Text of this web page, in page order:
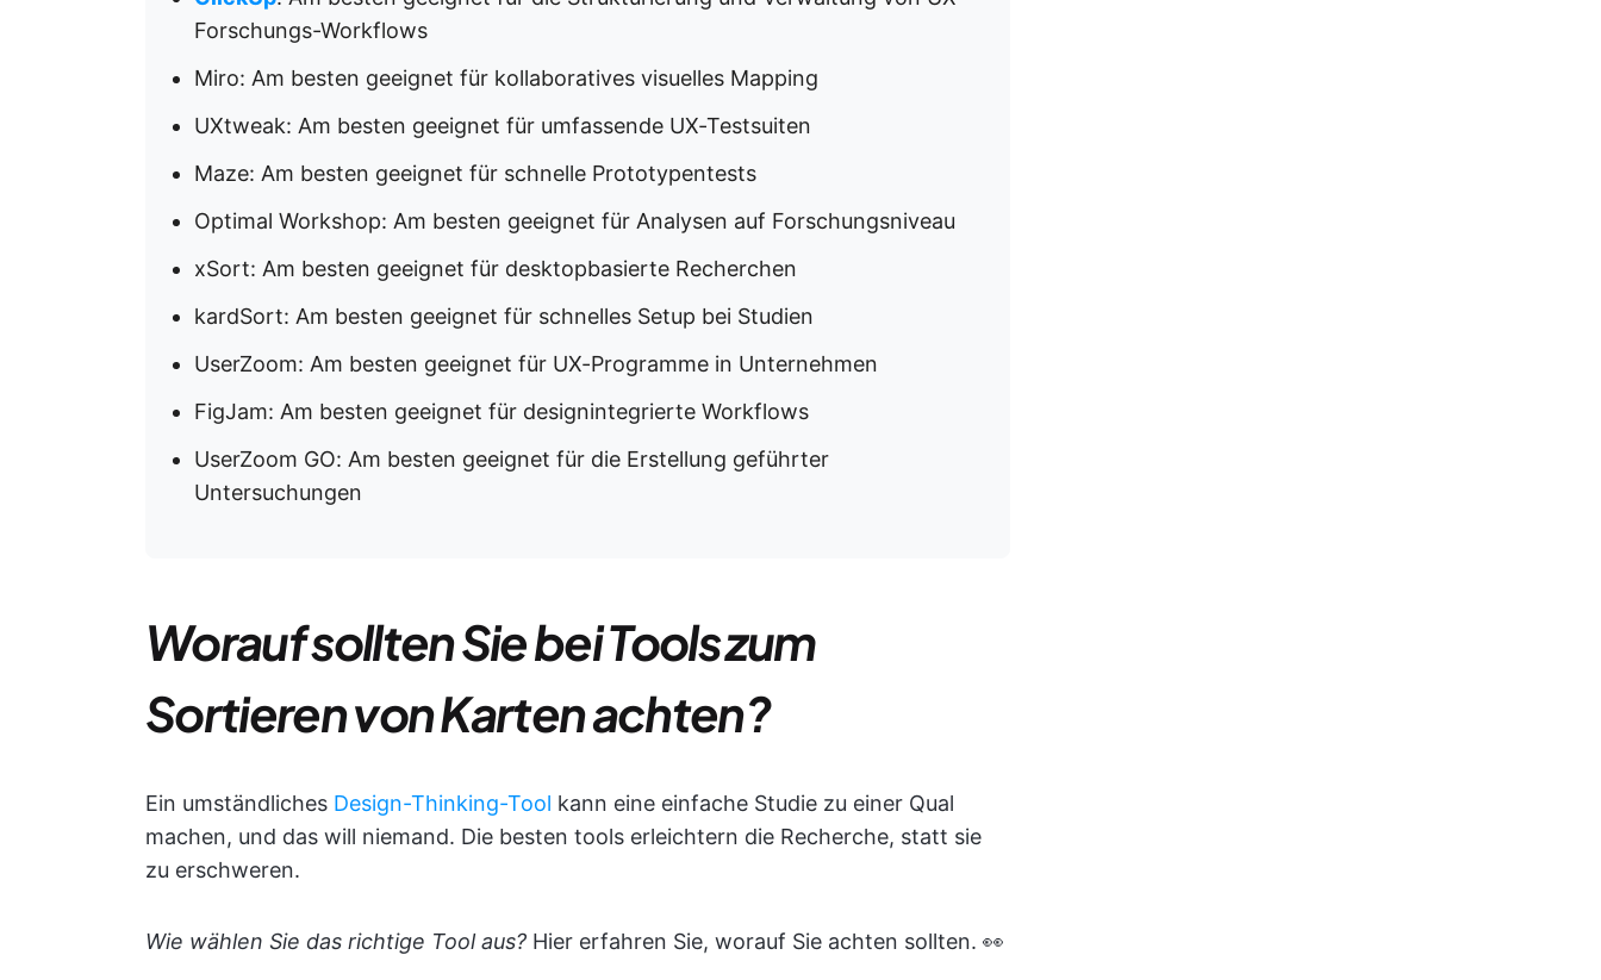
Forschungs-Workflows
Miro: Am besten geeignet für kollaboratives visuelles Mapping
UXtweak: Am besten geeignet für umfassende UX-Testsuiten
Maze: Am besten geeignet für schnelle Prototypentests
Optimal Workshop: Am besten geeignet für Analysen auf Forschungsniveau
xSort: Am besten geeignet für desktopbasierte Recherchen
kardSort: Am besten geeignet für schnelles Setup bei Studien
UserZoom: Am besten geeignet für UX-Programme in Unternehmen
FigJam: Am besten geeignet für designintegrierte Workflows
UserZoom GO: Am besten geeignet für die Erstellung geführter
Untersuchungen
Worauf sollten Sie bei Tools zum
Sortieren von Karten achten?
Ein umständliches Design-Thinking-Tool kann eine einfache Studie zu einer Qual
machen, und das will niemand. Die besten tools erleichtern die Recherche, statt sie
zu erschweren.
Wie wählen Sie das richtige Tool aus? Hier erfahren Sie, worauf Sie achten sollten. 👀